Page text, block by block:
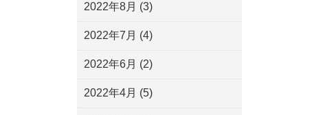
2022年8月 (3)
2022年7月 (4)
2022年6月 (2)
2022年4月 (5)